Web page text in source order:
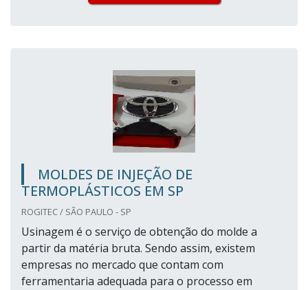
MOLDES DE INJEÇÃO DE
TERMOPLÁSTICOS EM SP
ROGITEC / SÃO PAULO - SP
Usinagem é o serviço de obtenção do molde a
partir da matéria bruta. Sendo assim, existem
empresas no mercado que contam com
ferramentaria adequada para o processo em